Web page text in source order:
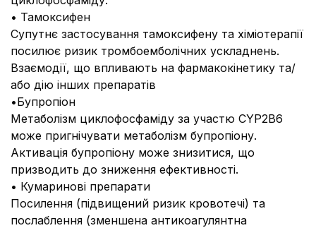
• Тамоксифен
Супутнє застосування тамоксифену та хіміотерапії
посилює ризик тромбоемболічних ускладнень.
Взаємодії, що впливають на фармакокінетику та/
або дію інших препаратів
•Бупропіон
Метаболізм циклофосфаміду за участю CYP2B6
може пригнічувати метаболізм бупропіону.
Активація бупропіону може знизитися, що
призводить до зниження ефективності.
• Кумаринові препарати
Посилення (підвищений ризик кровотечі) та
послаблення (зменшена антикоагулянтна